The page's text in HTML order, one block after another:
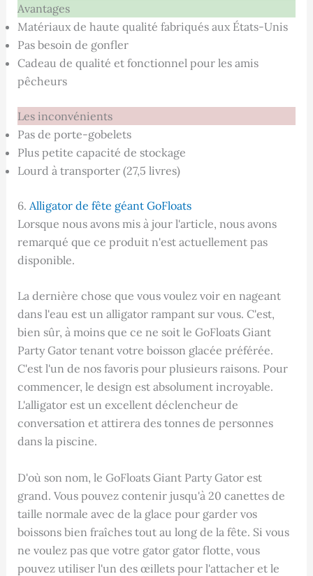
Avantages
Matériaux de haute qualité fabriqués aux États-Unis
Pas besoin de gonfler
Cadeau de qualité et fonctionnel pour les amis
pêcheurs
Les inconvénients
Pas de porte-gobelets
Plus petite capacité de stockage
Lourd à transporter (27,5 livres)
6. Alligator de fête géant GoFloats
Lorsque nous avons mis à jour l'article, nous avons
remarqué que ce produit n'est actuellement pas
disponible.
La dernière chose que vous voulez voir en nageant
dans l'eau est un alligator rampant sur vous. C'est,
bien sûr, à moins que ce ne soit le GoFloats Giant
Party Gator tenant votre boisson glacée préférée.
C'est l'un de nos favoris pour plusieurs raisons. Pour
commencer, le design est absolument incroyable.
L'alligator est un excellent déclencheur de
conversation et attirera des tonnes de personnes
dans la piscine.
D'où son nom, le GoFloats Giant Party Gator est
grand. Vous pouvez contenir jusqu'à 20 canettes de
taille normale avec de la glace pour garder vos
boissons bien fraîches tout au long de la fête. Si vous
ne voulez pas que votre gator gator flotte, vous
pouvez utiliser l'un des œillets pour l'attacher et le